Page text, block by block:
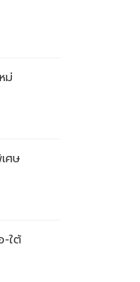
ม่
ศษ
-ใต้